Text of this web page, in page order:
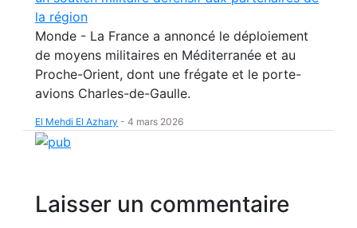
la région
Monde - La France a annoncé le déploiement
de moyens militaires en Méditerranée et au
Proche-Orient, dont une frégate et le porte-
avions Charles-de-Gaulle.
El Mehdi El Azhary - 4 mars 2026
Laisser un commentaire